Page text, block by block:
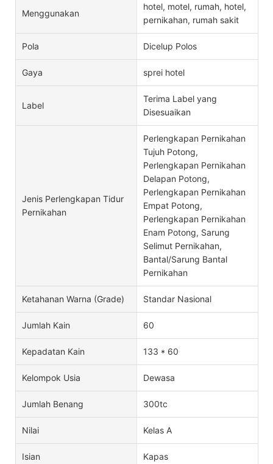
Menggunakan
hotel, motel, rumah, hotel,
pernikahan, rumah sakit
Pola Dicelup Polos
Gaya sprei hotel
Label
Terima Label yang
Disesuaikan
Jenis Perlengkapan Tidur
Pernikahan
Perlengkapan Pernikahan
Tujuh Potong,
Perlengkapan Pernikahan
Delapan Potong,
Perlengkapan Pernikahan
Empat Potong,
Perlengkapan Pernikahan
Enam Potong, Sarung
Selimut Pernikahan,
Bantal/Sarung Bantal
Pernikahan
Ketahanan Warna (Grade) Standar Nasional
Jumlah Kain 60
Kepadatan Kain 133 * 60
Kelompok Usia Dewasa
Jumlah Benang 300tc
Nilai Kelas A
Isian Kapas